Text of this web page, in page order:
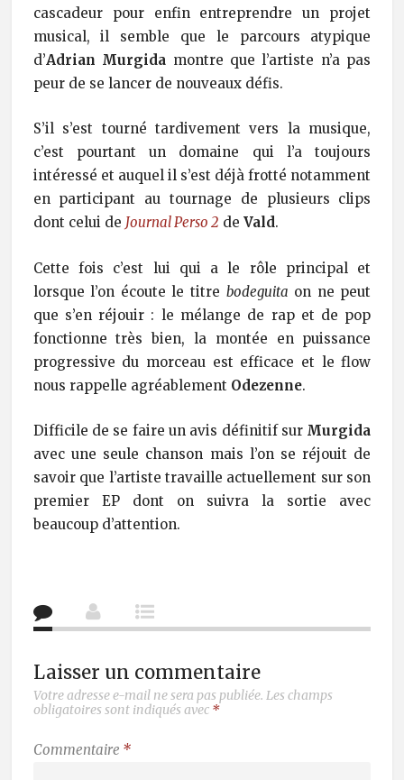
cascadeur pour enfin entreprendre un projet
musical, il semble que le parcours atypique
d’Adrian Murgida montre que l’artiste n’a pas
peur de se lancer de nouveaux défis.
S’il s’est tourné tardivement vers la musique,
c’est pourtant un domaine qui l’a toujours
intéressé et auquel il s’est déjà frotté notamment
en participant au tournage de plusieurs clips
dont celui de Journal Perso 2 de Vald.
Cette fois c’est lui qui a le rôle principal et
lorsque l’on écoute le titre bodeguita on ne peut
que s’en réjouir : le mélange de rap et de pop
fonctionne très bien, la montée en puissance
progressive du morceau est efficace et le flow
nous rappelle agréablement Odezenne.
Difficile de se faire un avis définitif sur Murgida
avec une seule chanson mais l’on se réjouit de
savoir que l’artiste travaille actuellement sur son
premier EP dont on suivra la sortie avec
beaucoup d’attention.
Laisser un commentaire
Votre adresse e-mail ne sera pas publiée. Les champs
obligatoires sont indiqués avec *
Commentaire *